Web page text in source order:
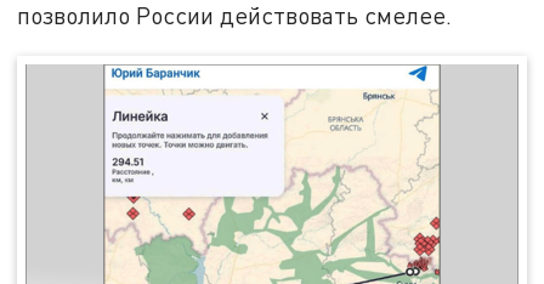
позволило России действовать смелее.